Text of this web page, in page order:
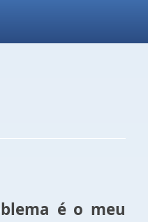
é o meu